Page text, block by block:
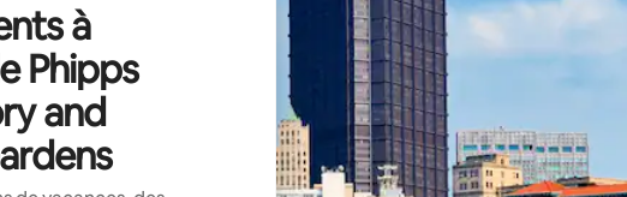
à
Phipps
and